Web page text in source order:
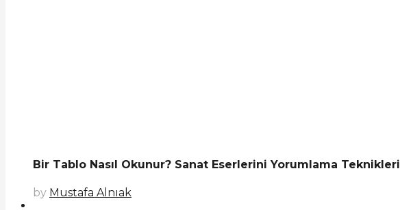
Bir Tablo Nasıl Okunur? Sanat Eserlerini Yorumlama Teknikleri
by Mustafa Alnıak